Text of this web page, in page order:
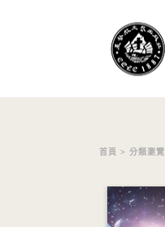
首頁 > 分類瀏覽